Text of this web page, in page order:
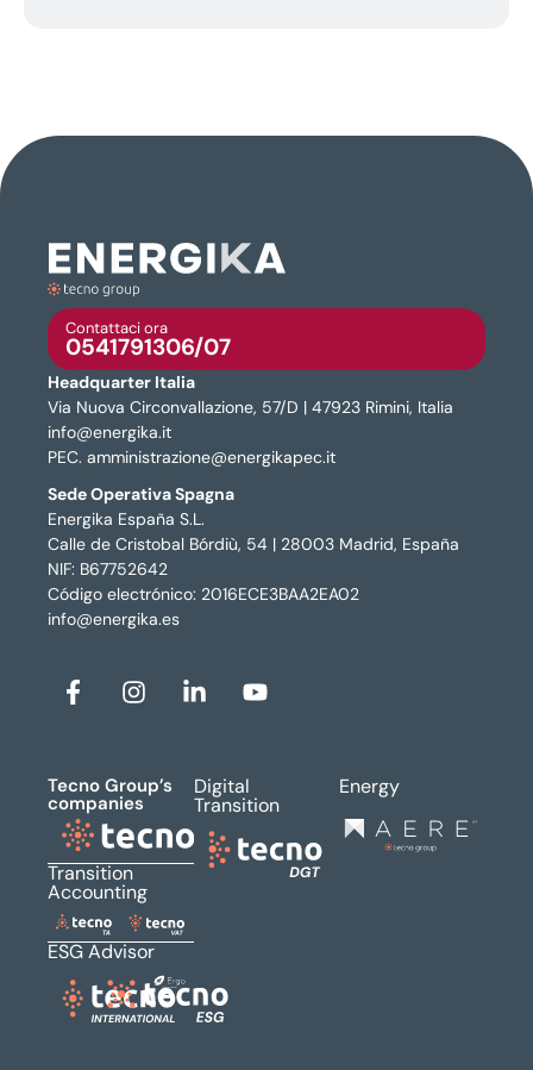
Contattaci ora
0541791306/07
Headquarter Italia
Via Nuova Circonvallazione, 57/D | 47923 Rimini, Italia
info@energika.it
PEC. amministrazione@energikapec.it
Sede Operativa Spagna
Energika España S.L.
Calle de Cristobal Bórdiù, 54 | 28003 Madrid, España
NIF: B67752642
Código electrónico: 2016ECE3BAA2EA02
info@energika.es
Tecno Group’s
companies
Transition
Accounting
ESG Advisor
Digital
Transition
Energy